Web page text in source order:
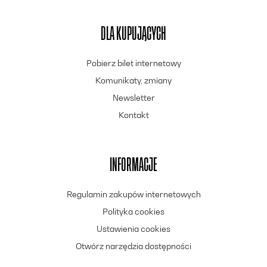
DLA KUPUJĄCYCH
Pobierz bilet internetowy
Komunikaty, zmiany
Newsletter
Kontakt
INFORMACJE
Regulamin zakupów internetowych
Polityka cookies
Ustawienia cookies
Otwórz narzędzia dostępności